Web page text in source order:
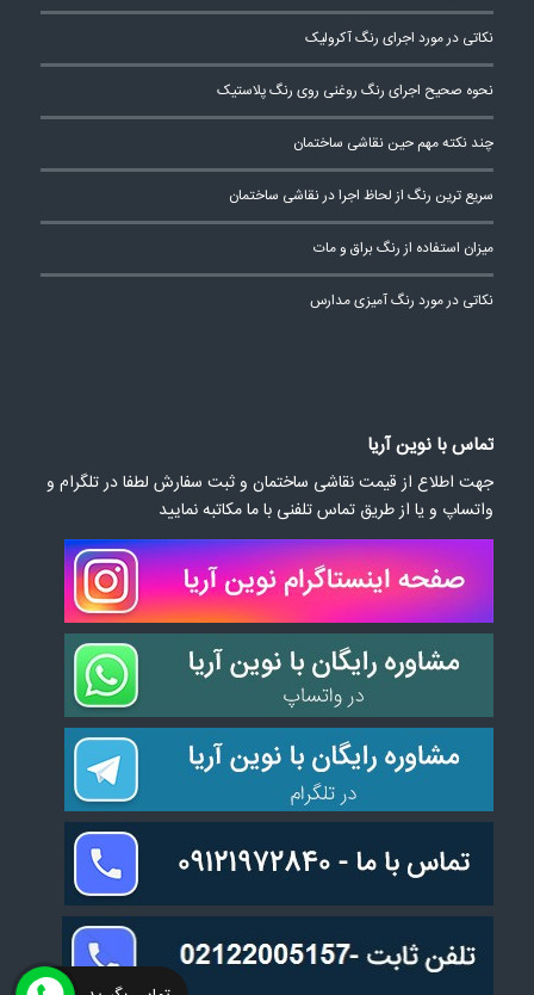
نکاتی در مورد اجرای رنگ آکرولیک
نحوه صحیح اجرای رنگ روغنی روی رنگ پلاستیک
چند نکته مهم حین نقاشی ساختمان
سریع ترین رنگ از لحاظ اجرا در نقاشی ساختمان
میزان استفاده از رنگ براق و مات
نکاتی در مورد رنگ آمیزی مدارس
تماس با نوین آریا
جهت اطلاع از قیمت نقاشی ساختمان و ثبت سفارش لطفا در تلگرام و
واتساپ و یا از طریق تماس تلفنی با ما مکاتبه نمایید